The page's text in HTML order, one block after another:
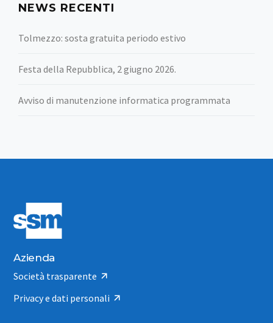
NEWS RECENTI
Tolmezzo: sosta gratuita periodo estivo
Festa della Repubblica, 2 giugno 2026.
Avviso di manutenzione informatica programmata
Azienda
Società trasparente
Privacy e dati personali